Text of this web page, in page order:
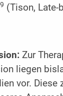
9 (Tison, Late-
Zur
liegen
vor. Diese